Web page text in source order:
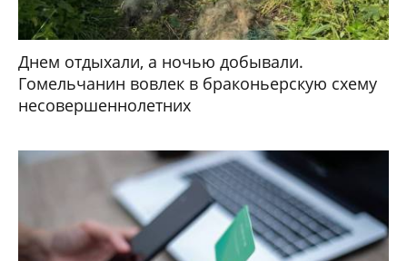
Днем отдыхали, а ночью добывали.
Гомельчанин вовлек в браконьерскую схему
несовершеннолетних